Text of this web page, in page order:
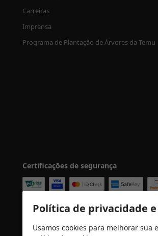
Carreiras
Imprensa
Programa de Plantação de Árvores da Temu
Certificações de segurança
Política de privacidade
Usamos cookies para melhorar sua